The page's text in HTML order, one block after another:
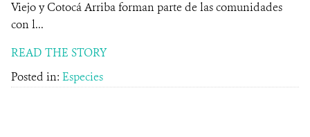
Viejo y Cotocá Arriba forman parte de las comunidades
con l...
READ THE STORY
Posted in: Especies